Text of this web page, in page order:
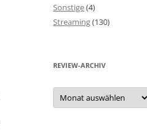
Sonstige(4)
Streaming(130)
REVIEW-ARCHIV
Review-
Archiv